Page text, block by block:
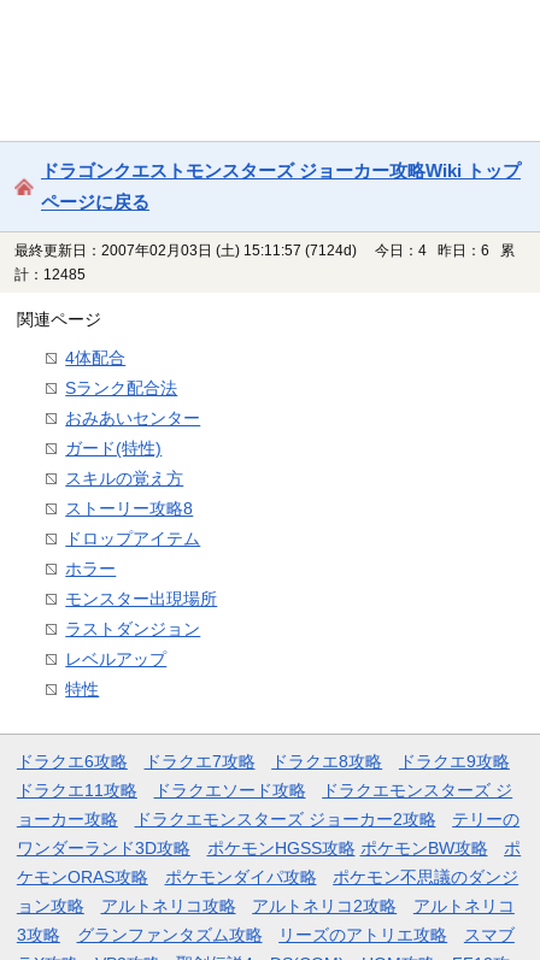
ドラゴンクエストモンスターズ ジョーカー攻略Wiki トップ
ページに戻る
最終更新日：2007年02月03日 (土) 15:11:57 (7124d)
今日：4 昨日：6 累
計：12485
関連ページ
4体配合
Sランク配合法
おみあいセンター
ガード(特性)
スキルの覚え方
ストーリー攻略8
ドロップアイテム
ホラー
モンスター出現場所
ラストダンジョン
レベルアップ
特性
ドラクエ6攻略 ドラクエ7攻略 ドラクエ8攻略
ドラクエ9攻略
ドラクエ11攻略
ドラクエソード攻略
ドラクエモンスターズ ジ
ョーカー攻略
ドラクエモンスターズ ジョーカー2攻略
テリーの
ワンダーランド3D攻略
ポケモンHGSS攻略 ポケモンBW攻略
ポ
ケモンORAS攻略
ポケモンダイパ攻略
ポケモン不思議のダンジ
ョン攻略
アルトネリコ攻略 アルトネリコ2攻略
アルトネリコ
3攻略
グランファンタズム攻略 リーズのアトリエ攻略
スマブ